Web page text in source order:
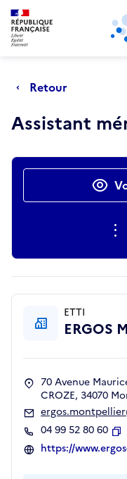
Aller au menu principal
Retour
Assistant
Actions
ETTI
ERGOS
70 Avenue
CROZE, 34070
04 99 52 80 60
https://
Retour au début de la
Panneau de gestion des